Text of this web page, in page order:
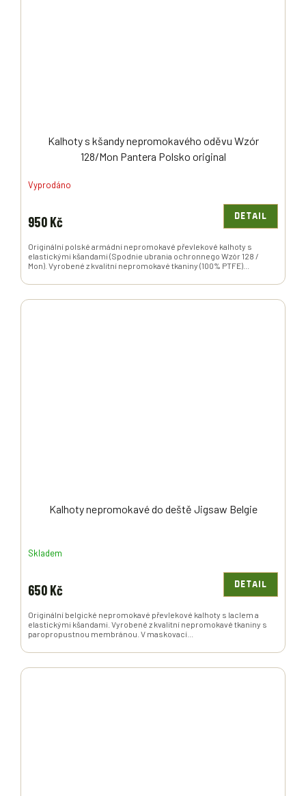
Kalhoty s kšandy nepromokavého oděvu Wzór
128/Mon Pantera Polsko original
Vyprodáno
950 Kč DETAIL
Originální polské armádní nepromokavé převlekové kalhoty s
elastickými kšandami (Spodnie ubrania ochronnego Wzór 128 /
Mon). Vyrobené z kvalitní nepromokavé tkaniny (100% PTFE)...
Kalhoty nepromokavé do deště Jigsaw Belgie
Skladem
650 Kč DETAIL
Originální belgické nepromokavé převlekové kalhoty s laclem a
elastickými kšandami. Vyrobené z kvalitní nepromokavé tkaniny s
paropropustnou membránou. V maskovací...